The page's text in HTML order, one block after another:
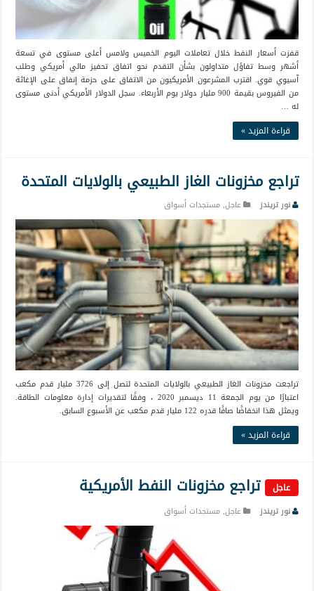
قفزت أسعار النفط خلال تعاملات اليوم الخميس ولامس أعلى مستوى في تسعة
أشهر وسط تفاؤل متداولون بشأن التقدم نحو اتفاق تحفيز مالي أمريكي وطلب
آسيوي قوي. اقترب المشرعون الأمريكيون من الاتفاق على حزمة إنفاق على الإغاثة
من الفيروس بقيمة 900 مليار دولار يوم الأربعاء. سجل الدولار الأمريكي أدنى مستوى
له …
قراءة المزيد »
تراجع مخزونات الغاز الطبيعي بالولايات المتحدة
نور تريندز عاجل,مستجدات أسواق
تراجعت مخزونات الغاز الطبيعي بالولايات المتحدة لتصل إلى 3726 مليار قدم مكعب
اعتبارًا من يوم الجمعة 11 ديسمبر 2020 ، وفقًا لتقديرات إدارة معلومات الطاقة.
ويمثل هذا انخفاضًا صافًا قدره 122 مليار قدم مكعب عن الأسبوع السابق.
قراءة المزيد »
عاجل تراجع مخزونات النفط الأمريكية
نور تريندز عاجل,مستجدات أسواق